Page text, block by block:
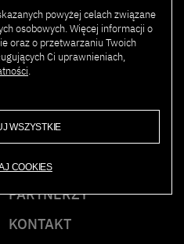
PARTNERZY
KONTAKT
powyżej celach związane
osobowych. Więcej informacji o
oraz o przetwarzaniu Twoich
Ci uprawnieniach,
.
WSZYSTKIE
COOKIES